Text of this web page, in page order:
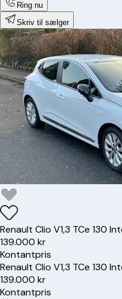
Ring nu
Skriv til sælger
Renault Clio V1,3 TCe 130
139.000 kr
Kontantpris
Renault Clio V1,3 TCe 130
139.000 kr
Kontantpris